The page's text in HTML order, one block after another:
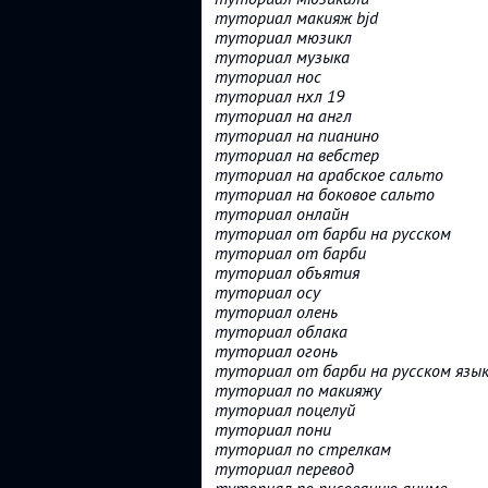
туториал макияж bjd
туториал мюзикл
туториал музыка
туториал нос
туториал нхл 19
туториал на англ
туториал на пианино
туториал на вебстер
туториал на арабское сальто
туториал на боковое сальто
туториал онлайн
туториал от барби на русском
туториал от барби
туториал объятия
туториал осу
туториал олень
туториал облака
туториал огонь
туториал от барби на русском
туториал по макияжу
туториал поцелуй
туториал пони
туториал по стрелкам
туториал перевод